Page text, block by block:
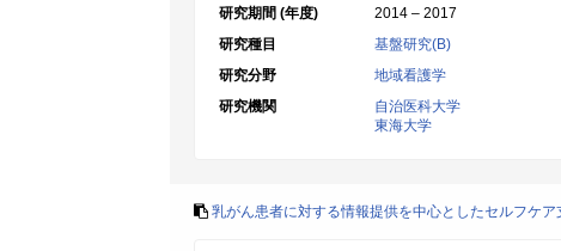
研究期間 (年度)
2014 – 2017
研究種目
基盤研究(B)
研究分野
地域看護学
研究機関
自治医科大学
東海大学
乳がん患者に対する情報提供を中心としたセルフケ